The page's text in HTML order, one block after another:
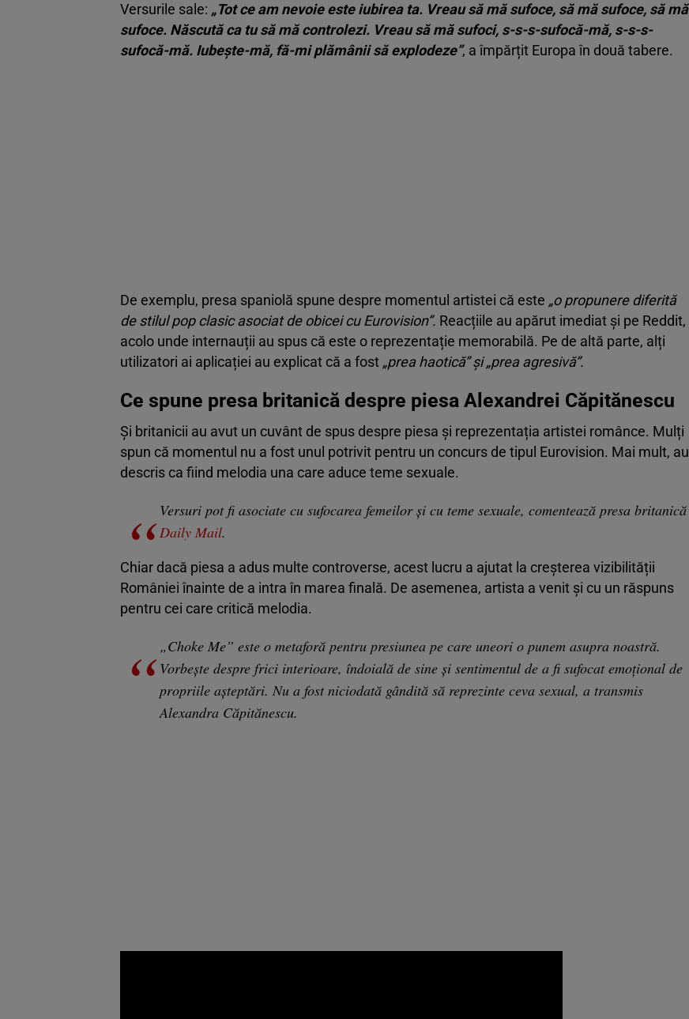
Versurile sale: „Tot ce am nevoie este iubirea ta. Vreau să mă sufoce, să mă sufoce, să mă
sufoce. Născută ca tu să mă controlezi. Vreau să mă sufoci, s-s-s-sufocă-mă, s-s-s-
sufocă-mă. Iubeşte-mă, fă-mi plămânii să explodeze”, a împărțit Europa în două tabere.
De exemplu, presa spaniolă spune despre momentul artistei că este „o propunere diferită
de stilul pop clasic asociat de obicei cu Eurovision”. Reacțiile au apărut imediat și pe Reddit,
acolo unde internauții au spus că este o reprezentație memorabilă. Pe de altă parte, alți
utilizatori ai aplicației au explicat că a fost „prea haotică” și „prea agresivă”.
Ce spune presa britanică despre piesa Alexandrei Căpitănescu
Și britanicii au avut un cuvânt de spus despre piesa și reprezentația artistei românce. Mulți
spun că momentul nu a fost unul potrivit pentru un concurs de tipul Eurovision. Mai mult, au
descris ca fiind melodia una care aduce teme sexuale.
Versuri pot fi asociate cu sufocarea femeilor şi cu teme sexuale, comentează presa britanică
Daily Mail.
Chiar dacă piesa a adus multe controverse, acest lucru a ajutat la creșterea vizibilității
României înainte de a intra în marea finală. De asemenea, artista a venit și cu un răspuns
pentru cei care critică melodia.
„Choke Me” este o metaforă pentru presiunea pe care uneori o punem asupra noastră.
Vorbeşte despre frici interioare, îndoială de sine şi sentimentul de a fi sufocat emoţional de
propriile aşteptări. Nu a fost niciodată gândită să reprezinte ceva sexual, a transmis
Alexandra Căpitănescu.